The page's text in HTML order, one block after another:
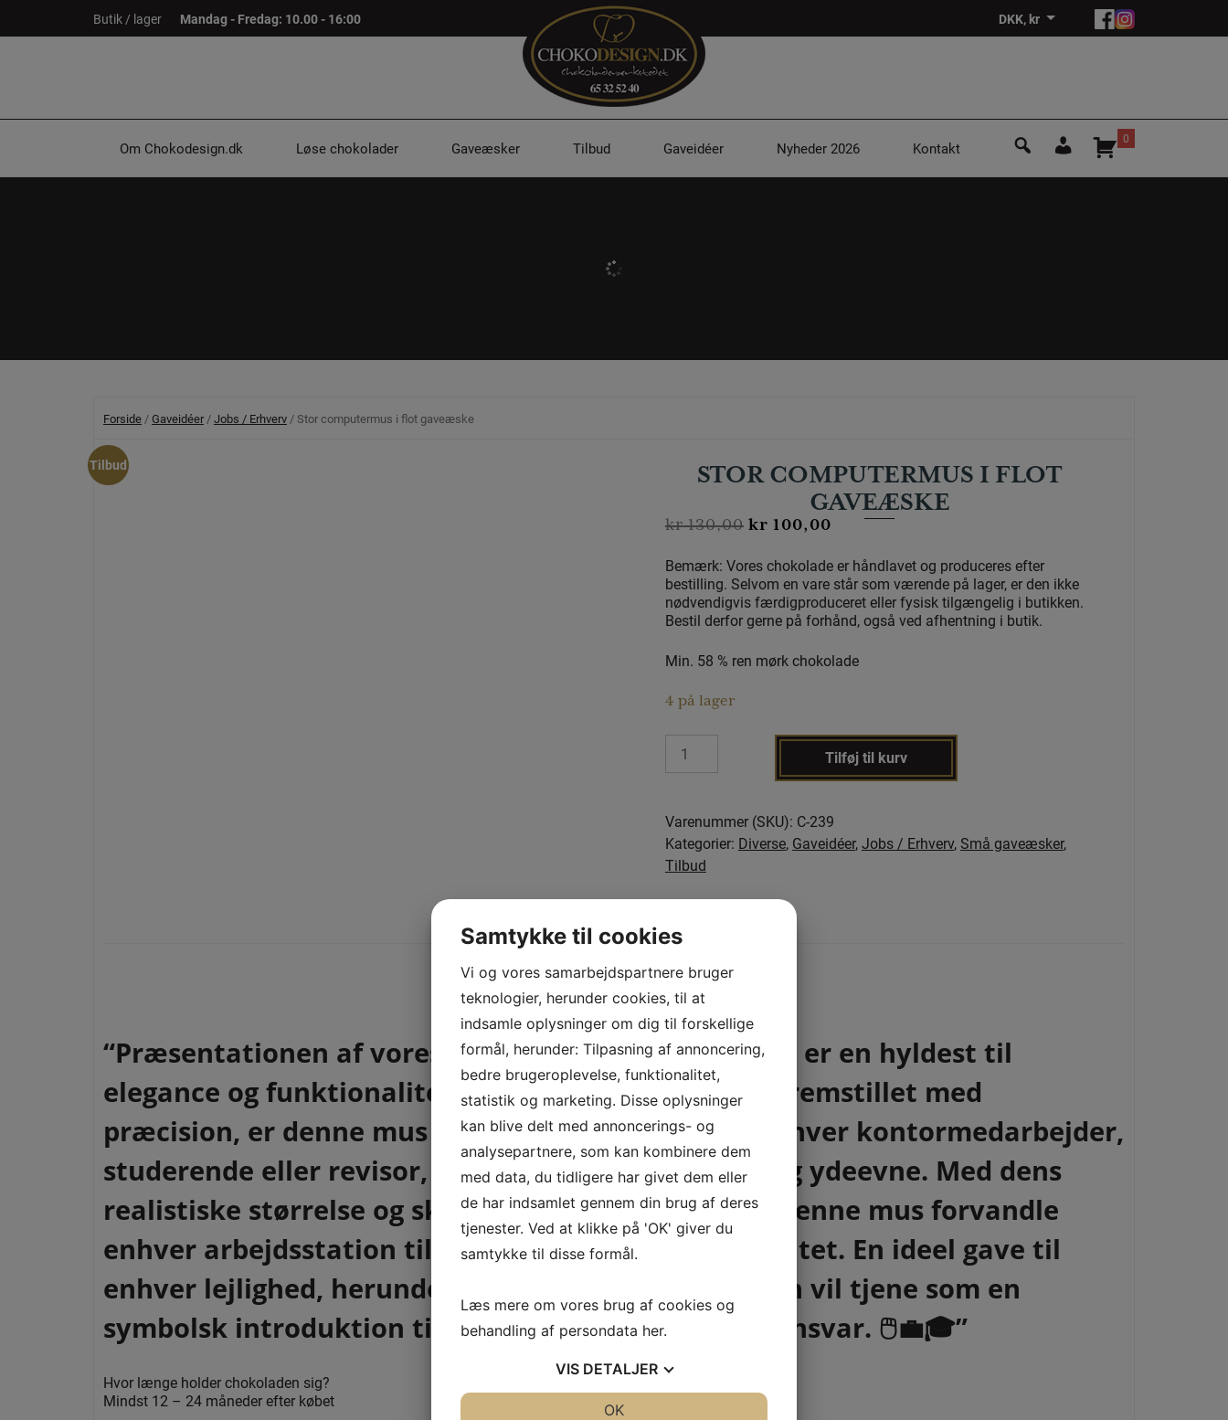
til
Butik / lager Mandag - Fredag: 10.00 - 16:00 DKK, kr
Søg
0
Om Chokodesign.dk Løse chokolader Gaveæsker Tilbud Gaveidéer Nyheder 2026 Kontakt
Forside /Gaveidéer /Jobs / Erhverv / Stor computermus i flot gaveæske
Tilbud
STOR COMPUTERMUS I FLOT
GAVEÆSKE
kr130,00 kr 100,00
Bemærk: Vores chokolade er håndlavet og produceres efter
bestilling. Selvom en vare står som værende på lager, er den ikke
nødvendigvis færdigproduceret eller fysisk tilgængelig i butikken.
Bestil derfor gerne på forhånd, også ved afhentning i butik.
Min. 58 % ren mørk chokolade
4 på lager
Stor
gaveæske
antal
Tilføj til kurv
Varenummer (SKU): C-239
Kategorier: Diverse, Gaveidéer,Jobs / Erhverv, Små gaveæsker,
Tilbud
Beskrivelse Anmeldelser (0)
BESKRIVELSE
“Præsentationen af vores håndlavede computermus er en hyldest til
elegance og funktionalitet. Designet med omhu og fremstillet med
præcision, er denne mus det perfekte tilbehør til enhver kontormedarbejder,
studerende eller revisor, der værdsætter både stil og ydeevne. Med dens
realistiske størrelse og skræddersyede detaljer, vil denne mus forvandle
enhver arbejdsstation til et kunstværk af produktivitet. En ideel gave til
enhver lejlighed, herunder konfirmationen, hvor den vil tjene som en
symbolsk introduktion til voksenlivets opgaver og ansvar. 🖱️💼🎓”
Hvor længe holder chokoladen sig?
Mindst 12 – 24 måneder efter købet
Samtykke til cookies
Vi og vores samarbejdspartnere bruger
teknologier, herunder cookies, til at
indsamle oplysninger om dig til forskellige
formål, herunder: Tilpasning af annoncering,
bedre brugeroplevelse, funktionalitet,
statistik og marketing. Disse oplysninger
kan blive delt med annoncerings- og
analysepartnere, som kan kombinere dem
med data, du tidligere har givet dem eller
de har indsamlet gennem din brug af deres
tjenester. Ved at klikke på 'OK' giver du
samtykke til disse formål.
Læs mere om vores brug af cookies og
behandling af persondata her.
VIS DETALJER
OK